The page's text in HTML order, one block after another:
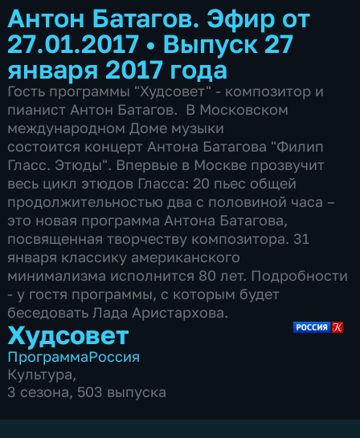
Антон Батагов. Эфир от
27.01.2017 • Выпуск 27
января 2017 года
Гость программы "Худсовет" - композитор и
пианист Антон Батагов. В Московском
международном Доме музыки
состоится концерт Антона Батагова "Филип
Гласс. Этюды". Впервые в Москве прозвучит
весь цикл этюдов Гласса: 20 пьес общей
продолжительностью два с половиной часа –
это новая программа Антона Батагова,
посвященная творчеству композитора. 31
января классику американского
минимализма исполнится 80 лет. Подробности
- у гостя программы, с которым будет
беседовать Лада Аристархова.
Худсовет
ПрограммаРоссия
Культура,
3 сезона, 503 выпуска